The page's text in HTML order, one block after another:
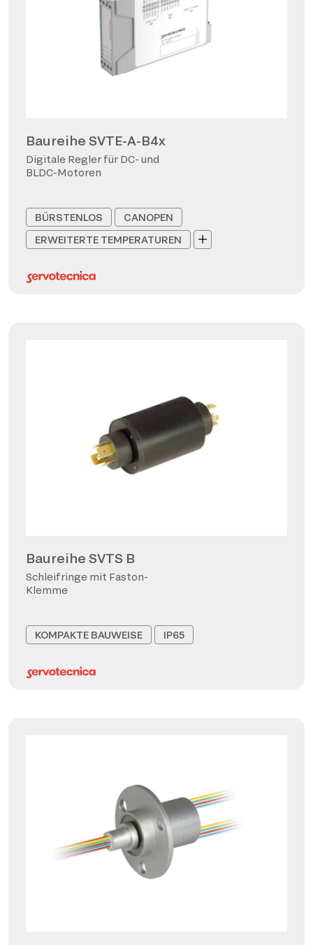
Baureihe SVTE-A-B4x
Digitale Regler für DC- und
BLDC-Motoren
BÜRSTENLOS
CANOPEN
ERWEITERTE TEMPERATUREN
Baureihe SVTS B
Schleifringe mit Faston-
Klemme
KOMPAKTE BAUWEISE IP65